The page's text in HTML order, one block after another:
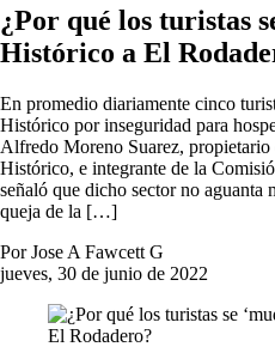
¿Por qué los turistas
Histórico a El
En promedio diariamente cinco
Histórico por inseguridad para
Alfredo Moreno Suarez,
Histórico, e integrante de la
señaló que dicho sector no aguanta
queja de la […]
Por Jose A Fawcett G
jueves, 30 de junio de 2022